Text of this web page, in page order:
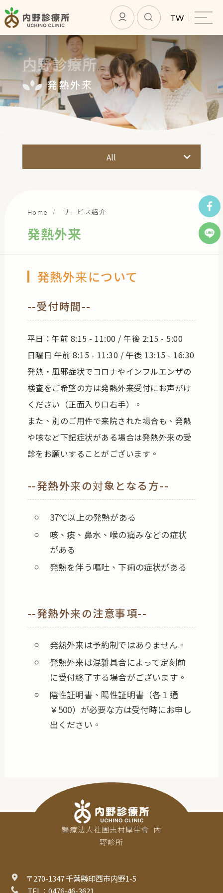
TW
内野診療所
サービス紹介
お問い合わせ
発熱外来
内野診療所
All
発熱外来
健康診断
Home サービス紹介
発熱外来
発熱外来について
--受付時間--
平日：午前 8:15 - 11:00 / 午後 2:15 - 5:00
日曜日 午前 8:15 - 11:30 / 午後 13:15 - 16:30
発熱・風邪症状でコロナやインフルエンザの
検査をご希望の方は発熱外来受付にお声がけ
ください（正面入り口右手）。
また、別のご用件で来院された場合も、発熱
や咳など下記症状がある場合は発熱外来の受
診をお願いすることがございます。
--発熱外来の対象となる方--
37℃以上の発熱がある
咳、痰、鼻水、喉の痛みなどの症状
がある
発熱を伴う嘔吐、下痢の症状がある
--発熱外来の注意事項--
発熱外来は予約制ではありません。
発熱外来は混雑具合によって定刻前
に受付終了する場合がございます。
陰性証明書、陽性証明書（各１通
￥500）が必要な方は受付時にお申し
出ください。
醫療法人社團志村厚生會  內
野診所
〒270-1347 千葉縣印西市内野1-5
TEL：0476-46-3621